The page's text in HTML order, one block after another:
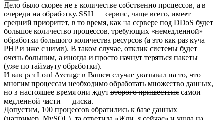
Дело было скорее не в количестве собственно процессов, а в
очереди на обработку. SSH — сервис, чаще всего, имеет
средний приоритет, в то время, как на сервере под DDoS будет
большое количество процессов, требующих «немедленной»
обработки большого количества ресурсов (а это как раз куча
PHP и иже с ними). В таком случае, отклик системы будет
очень большим, а иногда и просто начнут теряться пакеты
(уже по таймауту обработки).
И как раз Load Average в Вашем случае указывал на то, что
многим процессам необходимо обработать множество данных,
но в настоящее время они ждут второго пришествия самой
медленной части — диска.
Допустим, 100 процессов обратились к базе данных
(например, MySQL), та ответила «Жди, я сейчас» и ушла на